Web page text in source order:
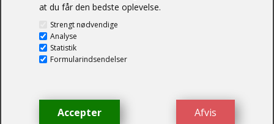
Oldtidskundskab
Øvrige
Blåkærvej 25
6052 Viuf
Tlf.:60703190
© BogJensen.dk – Alle rettigheder
at du får den bedste oplevelse.
Strengt nødvendige
Analyse
Statistik
Formularindsendelser
Afvis
Accepter